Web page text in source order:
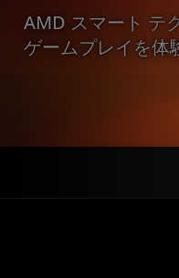
AMD スマート テ
ゲームプレイを体